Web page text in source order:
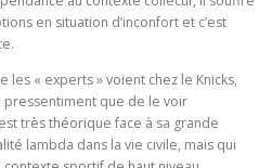
en situation d’inconfort et c’est
« experts » voient chez le Knicks,
pressentiment que de le voir
très théorique face à sa grande
lambda dans la vie civile, mais qui